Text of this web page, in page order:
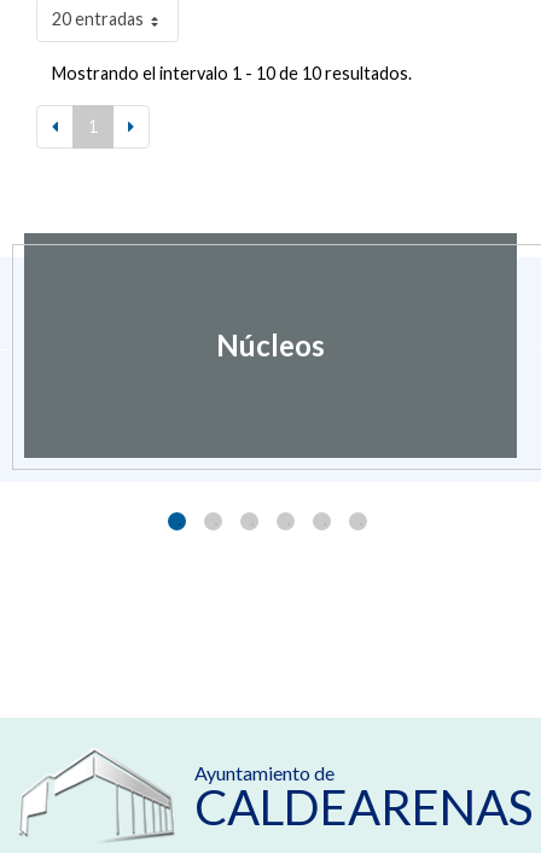
20 entradas
Mostrando el intervalo 1 - 10 de 10 resultados.
1
Núcleos
Ayuntamiento de
CALDEARENAS